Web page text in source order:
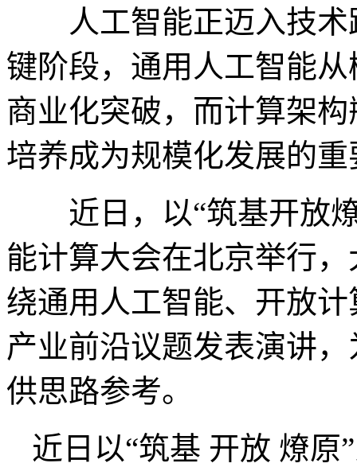
人工智能正迈入技术
键阶段，通用人工智能
商业化突破，而计算架
培养成为规模化发展的
近日，以“筑基开放燎
能计算大会在北京举行
绕通用人工智能、开放
产业前沿议题发表演讲
供思路参考。
近日以“筑基 开放 燎原